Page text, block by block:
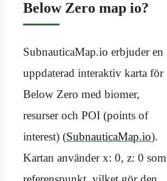
Below Zero map io?
SubnauticaMap.io erbjuder en
uppdaterad interaktiv karta för
Below Zero med biomer,
resurser och POI (points of
interest) (SubnauticaMap.io).
Kartan använder x: 0, z: 0 som